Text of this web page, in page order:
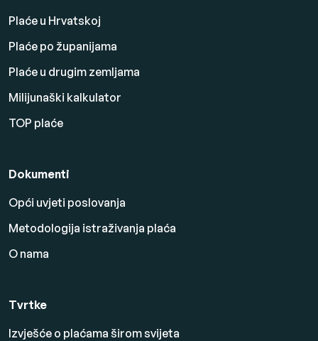
Plaće u Hrvatskoj
Plaće po županijama
Plaće u drugim zemljama
Milijunaški kalkulator
TOP plaće
Dokumenti
Opći uvjeti poslovanja
Metodologija istraživanja plaća
O nama
Tvrtke
Izvješće o plaćama širom svijeta